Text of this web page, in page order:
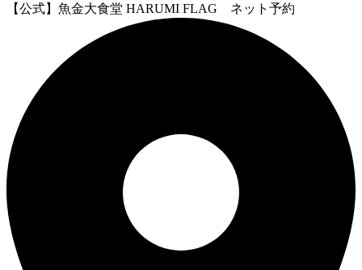
【公式】魚金大食堂 HARUMI FLAG ネット予約